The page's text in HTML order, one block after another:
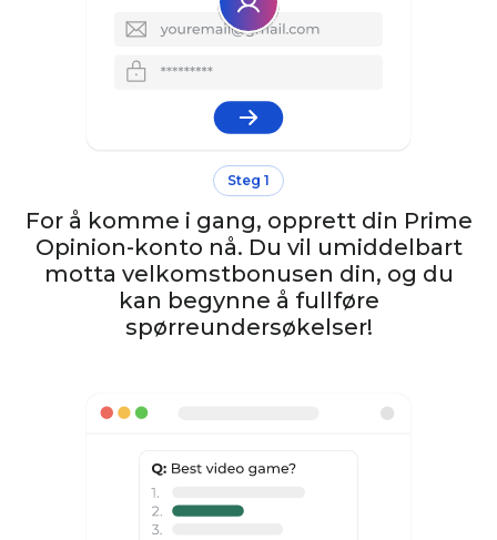
Steg 1
For å komme i gang, opprett din Prime
Opinion-konto nå. Du vil umiddelbart
motta velkomstbonusen din, og du
kan begynne å fullføre
spørreundersøkelser!